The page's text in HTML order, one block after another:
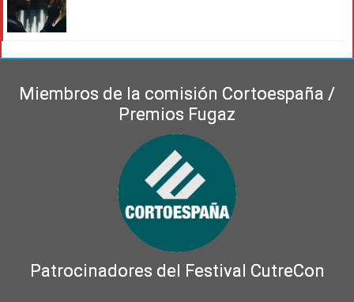
Miembros de la comisión Cortoespaña /
Premios Fugaz
Patrocinadores del Festival CutreCon